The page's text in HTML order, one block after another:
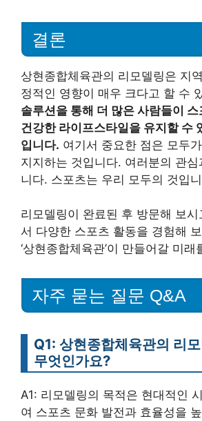
결론
상현종합체육관의 리모델링은 지
정적인 영향이 매우 크다고 할 수
솔루션을 통해 더 많은 사람들이
건강한 라이프스타일을 유지할 수
입니다. 여기서 중요한 점은 모두
지지하는 것입니다. 여러분의 관
니다. 스포츠는 우리 모두의 것입
리모델링이 완료된 후 방문해 보시
서 다양한 스포츠 활동을 경험해
‘상현종합체육관’이 만들어갈 미
자주 묻는 질문 Q&A
Q1: 상현종합체육관의 리
무엇인가요?
A1: 리모델링의 목적은 현대적인
여 스포츠 문화 발전과 효율성을